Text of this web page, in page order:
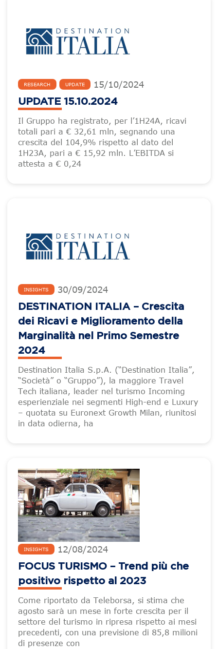
RESEARCH UPDATE 15/10/2024
UPDATE 15.10.2024
Il Gruppo ha registrato, per l’1H24A, ricavi
totali pari a € 32,61 mln, segnando una
crescita del 104,9% rispetto al dato del
1H23A, pari a € 15,92 mln. L’EBITDA si
attesta a € 0,24
INSIGHTS 30/09/2024
DESTINATION ITALIA – Crescita
dei Ricavi e Miglioramento della
Marginalità nel Primo Semestre
2024
Destination Italia S.p.A. (“Destination Italia”,
“Società” o “Gruppo”), la maggiore Travel
Tech italiana, leader nel turismo Incoming
esperienziale nei segmenti High-end e Luxury
– quotata su Euronext Growth Milan, riunitosi
in data odierna, ha
INSIGHTS 12/08/2024
FOCUS TURISMO – Trend più che
positivo rispetto al 2023
Come riportato da Teleborsa, si stima che
agosto sarà un mese in forte crescita per il
settore del turismo in ripresa rispetto ai mesi
precedenti, con una previsione di 85,8 milioni
di presenze con